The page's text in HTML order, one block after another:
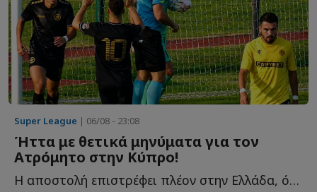
Super League | 06/08 - 23:08
Ήττα με θετικά μηνύματα για τον
Ατρόμητο στην Κύπρο!
Η αποστολή επιστρέφει πλέον στην Ελλάδα, όπου αναμένεται ν...